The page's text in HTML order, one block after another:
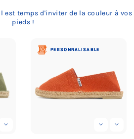
est temps d'inviter de la couleur à vos
pieds !
PERSONNALISABLE
PERSONNALISABLE
PERSONNALISABLE